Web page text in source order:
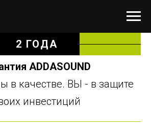
2 ГОДА
ADDASOUND
в качестве. ВЫ - в защите
инвестиций